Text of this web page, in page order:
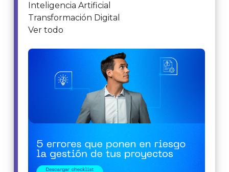
Inteligencia Artificial
Transformación Digital
Ver todo